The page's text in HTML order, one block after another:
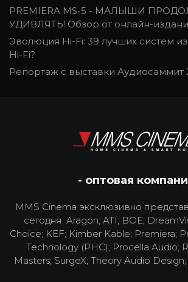
PREMIERA MS-5 - МАЛЫШИ
УДИВЛЯТЬ! Обзор от онлайн-
Эволюция Hi-Fi: 39 лучших систем
Hi-Fi?
Репортаж с выставки Аудиосаммит
- оптовая
MMS Cinema эксклюзивно
сегодня: Aragon; ATI; BOE;
Choice; KEF; Kimber Kable; Premiera;
Technology (PHC); Procella Audio;
Masters; SurgeX; Theory Audio